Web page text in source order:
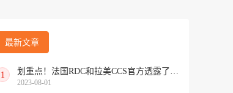
最新文章
1 划重点！法国RDC和拉美CCS官方透露了哪些信号（内附回放视频）
2023-08-01